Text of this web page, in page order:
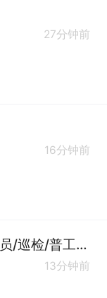
27分钟前
16分钟前
多利汽配:包吃住/叉车工/计划员/巡检/普工/操作工
13分钟前